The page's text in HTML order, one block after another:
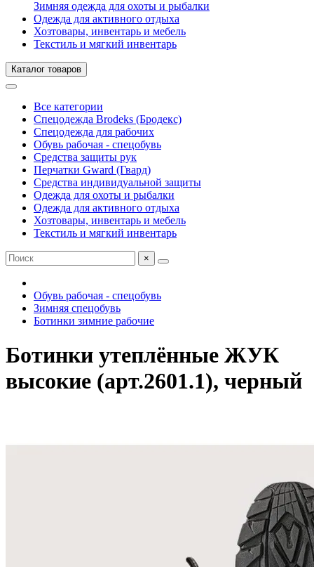
Зимняя одежда для охоты и рыбалки
Одежда для активного отдыха
Хозтовары, инвентарь и мебель
Текстиль и мягкий инвентарь
Каталог товаров
Все категории
Спецодежда Brodeks (Бродекс)
Спецодежда для рабочих
Обувь рабочая - спецобувь
Средства защиты рук
Перчатки Gward (Гвард)
Средства индивидуальной защиты
Одежда для охоты и рыбалки
Одежда для активного отдыха
Хозтовары, инвентарь и мебель
Текстиль и мягкий инвентарь
×
Обувь рабочая - спецобувь
Зимняя спецобувь
Ботинки зимние рабочие
Ботинки утеплённые ЖУК
высокие (арт.2601.1), черный